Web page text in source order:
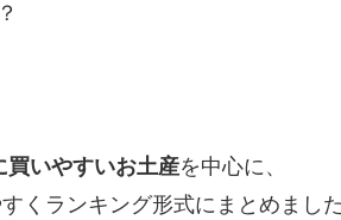
買いやすいお土産を中心に、
くランキング形式にまとめました